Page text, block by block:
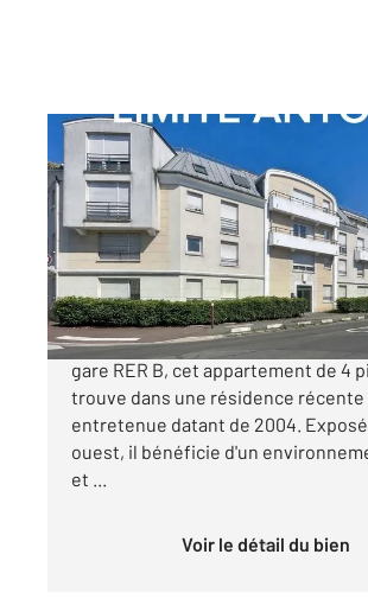
FRESNES 94
75,51 m
, 4 pièces
Ref : 9991
Appartement F4 à vendre
350 000 €
LIMITE D'ANTONY. A proximité
gare RER B, cet appartement de 4
trouve dans une résidence récente
entretenue datant de 2004.
ouest, il bénéficie d'un
et ...
Voir le détail du bien